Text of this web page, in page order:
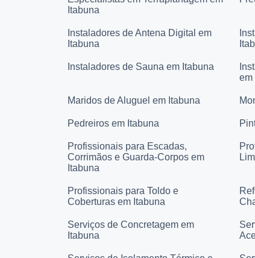
Itabuna
Instaladores de Antena Digital em
Itabuna
Instaladores de Sauna em Itabuna
em
Maridos de Aluguel em Itabuna
Pedreiros em Itabuna
Profissionais para Escadas,
Corrimãos e Guarda-Corpos em
Itabuna
Profissionais para Toldo e
Coberturas em Itabuna
Serviços de Concretagem em
Itabuna